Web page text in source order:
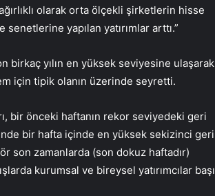
olarak orta ölçekli şirketlerin hisse
yapılan yatırımlar arttı.”
birkaç yılın en yüksek seviyesine ulaşarak
için tipik olanın üzerinde seyretti.
bir önceki haftanın rekor seviyedeki geri
bir hafta içinde en yüksek sekizinci geri
son zamanlarda (son dokuz haftadır)
kurumsal ve bireysel yatırımcılar başı